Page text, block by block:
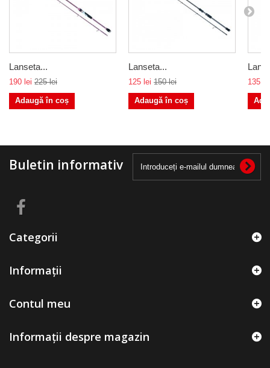
Lanseta...
190 lei 225 lei
Adaugă în coș
Lanseta...
125 lei 150 lei
Adaugă în coș
135 lei
Buletin informativ
Categorii
Informații
Contul meu
Informații despre magazin